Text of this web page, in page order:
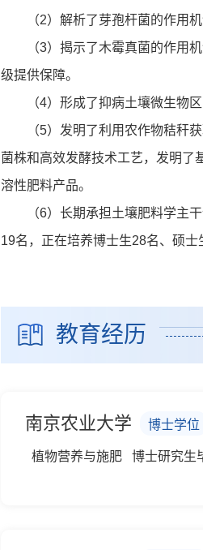
（2）解析了芽孢杆菌的作用
（3）揭示了木霉真菌的作用
级提供保障。
（4）形成了抑病土壤微生物
（5）发明了利用农作物秸秆
菌株和高效发酵技术工艺，发明了
溶性肥料产品。
（6）长期承担土壤肥料学主
19名，正在培养博士生28名、硕士
教育经历
南京农业大学 博士学位
植物营养与施肥 博士研究生